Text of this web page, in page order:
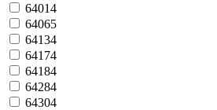
64014
64065
64134
64174
64184
64284
64304